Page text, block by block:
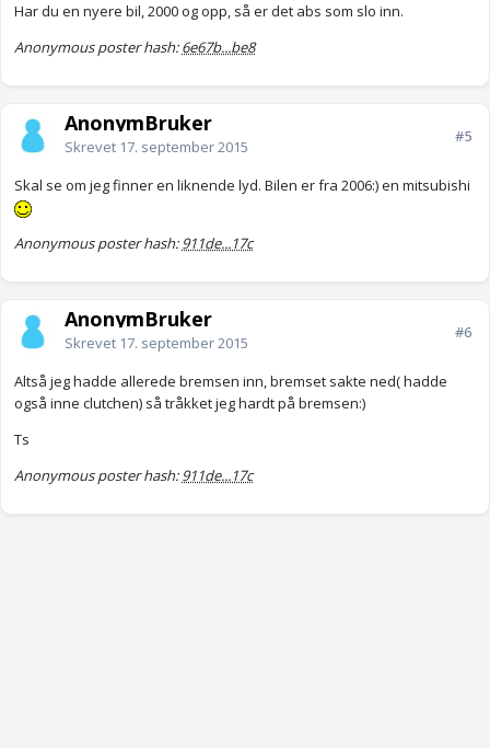
Har du en nyere bil, 2000 og opp, så er det abs som slo inn.
Anonymous poster hash:6e67b...be8
AnonymBruker
Skrevet 17. september 2015
#5
Skal se om jeg finner en liknende lyd. Bilen er fra 2006:) en mitsubishi
Anonymous poster hash:911de...17c
AnonymBruker
Skrevet 17. september 2015
#6
Altså jeg hadde allerede bremsen inn, bremset sakte ned( hadde
også inne clutchen) så tråkket jeg hardt på bremsen:)
Ts
Anonymous poster hash:911de...17c